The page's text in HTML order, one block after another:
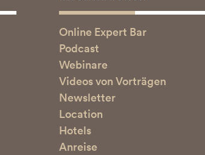
Online Expert Bar
Podcast
Webinare
Videos von Vorträgen
Newsletter
Location
Hotels
Anreise